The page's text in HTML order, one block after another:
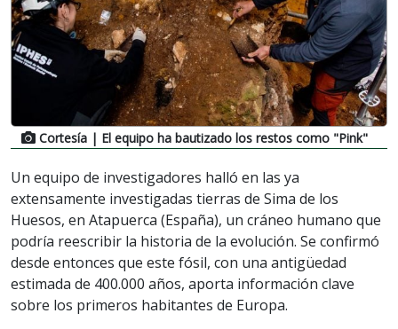
Cortesía | El equipo ha bautizado los restos como "Pink"
Un equipo de investigadores halló en las ya
extensamente investigadas tierras de Sima de los
Huesos, en Atapuerca (España), un cráneo humano que
podría reescribir la historia de la evolución. Se confirmó
desde entonces que este fósil, con una antigüedad
estimada de 400.000 años, aporta información clave
sobre los primeros habitantes de Europa.